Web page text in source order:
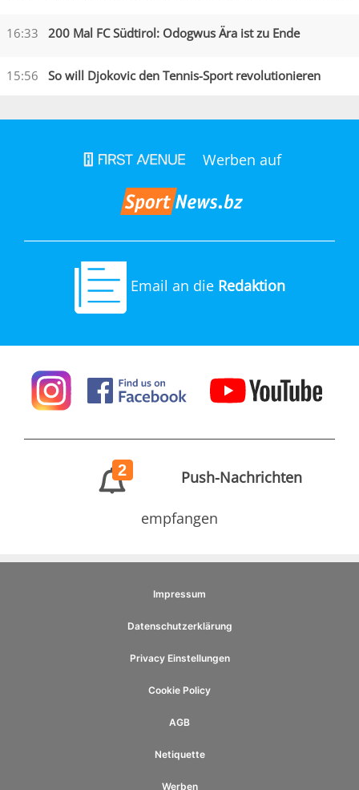
16:33 200 Mal FC Südtirol: Odogwus Ära ist zu Ende
15:56 So will Djokovic den Tennis-Sport revolutionieren
Werben auf
Email an die Redaktion
2 Push-Nachrichten
empfangen
Impressum
Datenschutzerklärung
Privacy Einstellungen
Cookie Policy
AGB
Netiquette
Werben